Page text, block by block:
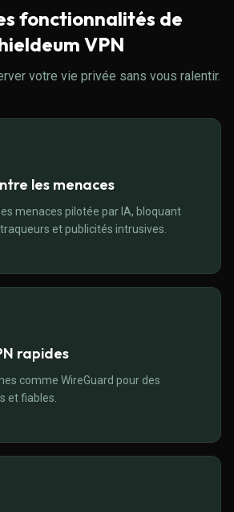
fonctionnalités de
VPN
votre vie privée sans vous ralentir.
les menaces
menaces pilotée par IA, bloquant
et publicités intrusives.
rapides
comme WireGuard pour des
et fiables.